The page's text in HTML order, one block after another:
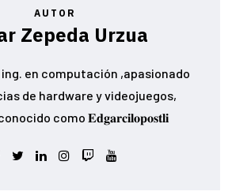
AUTOR
Zepeda Urzua
en computación ,apasionado
de hardware y videojuegos,
como 𝐄𝐝𝐠𝐚𝐫𝐜𝐢𝐥𝐨𝐩𝐨𝐬𝐭𝐥𝐢